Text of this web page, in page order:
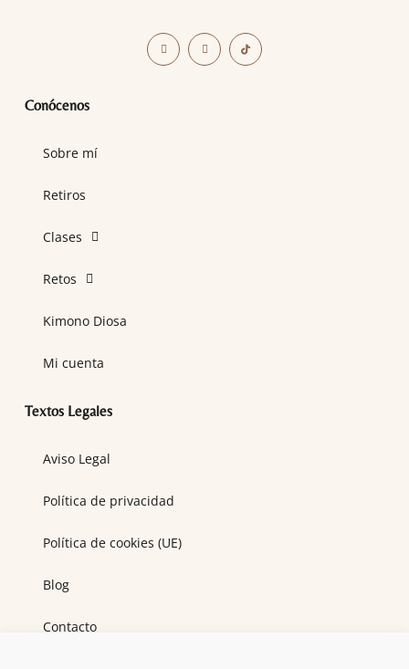
Conócenos
Sobre mí
Retiros
Clases
Retos
Kimono Diosa
Mi cuenta
Textos Legales
Aviso Legal
Política de privacidad
Política de cookies (UE)
Blog
Contacto